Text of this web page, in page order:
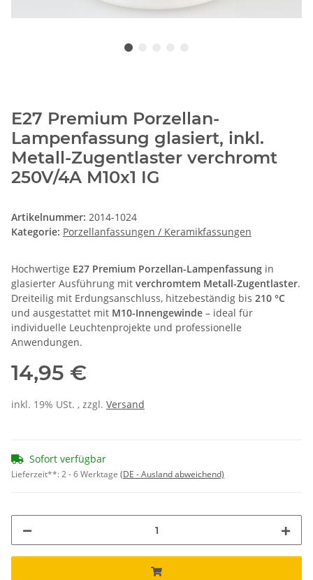
E27 Premium Porzellan-
Lampenfassung glasiert, inkl.
Metall-Zugentlaster verchromt
250V/4A M10x1 IG
Artikelnummer: 2014-1024
Kategorie: Porzellanfassungen / Keramikfassungen
Hochwertige E27 Premium Porzellan-Lampenfassung in
glasierter Ausführung mit verchromtem Metall-Zugentlaster.
Dreiteilig mit Erdungsanschluss, hitzebeständig bis 210 °C
und ausgestattet mit M10-Innengewinde – ideal für
individuelle Leuchtenprojekte und professionelle
Anwendungen.
14,95 €
inkl. 19% USt. , zzgl. Versand
Sofort verfügbar
Lieferzeit**:2 - 6 Werktage (DE - Ausland abweichend)